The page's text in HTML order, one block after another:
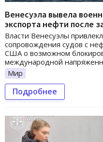
Венесуэла вывела
экспорта нефти после
Власти Венесуэлы
сопровождения судов с
США о возможном
международной
Мир
Подробнее